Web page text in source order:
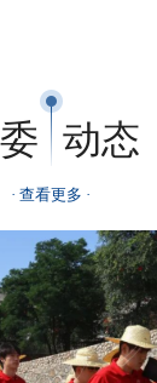
动态
· 查看更多 ·